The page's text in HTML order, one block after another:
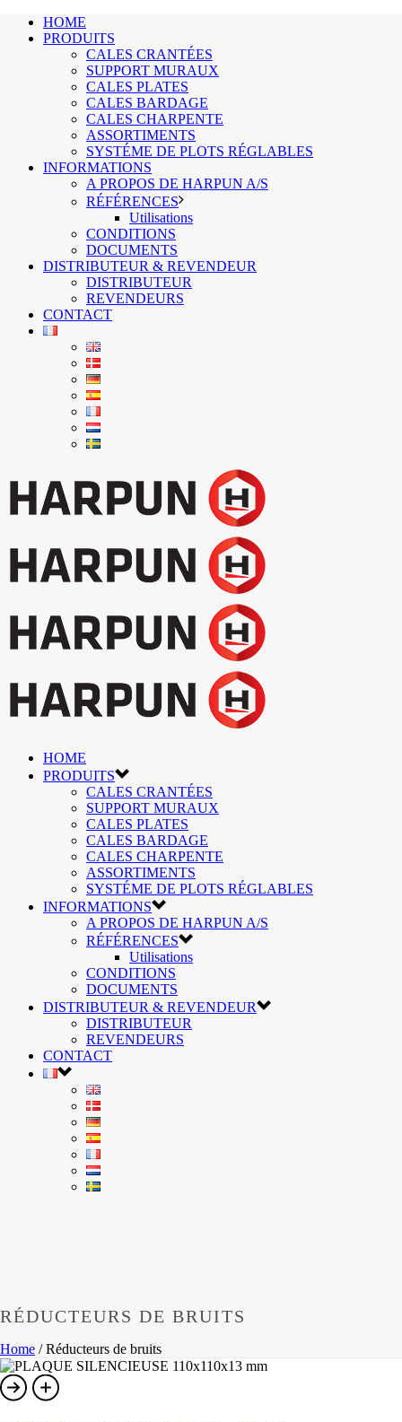
HOME
PRODUITS
CALES CRANTÉES
SUPPORT MURAUX
CALES PLATES
CALES BARDAGE
CALES CHARPENTE
ASSORTIMENTS
SYSTÉME DE PLOTS RÉGLABLES
INFORMATIONS
A PROPOS DE HARPUN A/S
RÉFÉRENCES
Utilisations
CONDITIONS
DOCUMENTS
DISTRIBUTEUR & REVENDEUR
DISTRIBUTEUR
REVENDEURS
CONTACT
HOME
PRODUITS
CALES CRANTÉES
SUPPORT MURAUX
CALES PLATES
CALES BARDAGE
CALES CHARPENTE
ASSORTIMENTS
SYSTÉME DE PLOTS RÉGLABLES
INFORMATIONS
A PROPOS DE HARPUN A/S
RÉFÉRENCES
Utilisations
CONDITIONS
DOCUMENTS
DISTRIBUTEUR & REVENDEUR
DISTRIBUTEUR
REVENDEURS
CONTACT
RÉDUCTEURS DE BRUITS
Home /Réducteurs de bruits